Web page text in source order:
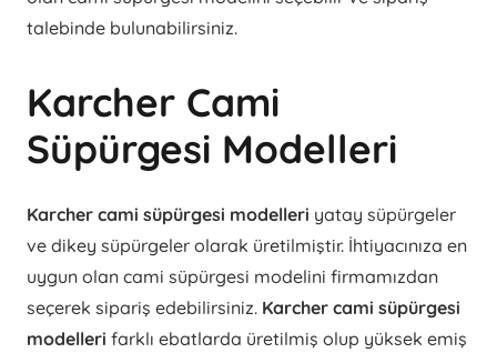
talebinde bulunabilirsiniz.
Karcher Cami
Süpürgesi Modelleri
Karcher cami süpürgesi modelleri yatay süpürgeler
ve dikey süpürgeler olarak üretilmiştir. İhtiyacınıza en
uygun olan cami süpürgesi modelini firmamızdan
seçerek sipariş edebilirsiniz. Karcher cami süpürgesi
modelleri farklı ebatlarda üretilmiş olup yüksek emiş